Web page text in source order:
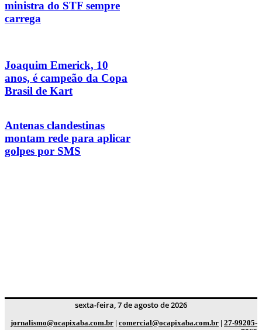
ministra do STF sempre
carrega
Joaquim Emerick, 10
anos, é campeão da Copa
Brasil de Kart
Antenas clandestinas
montam rede para aplicar
golpes por SMS
sexta-feira, 7 de agosto de 2026
jornalismo@ocapixaba.com.br | comercial@ocapixaba.com.br | 27-99205-